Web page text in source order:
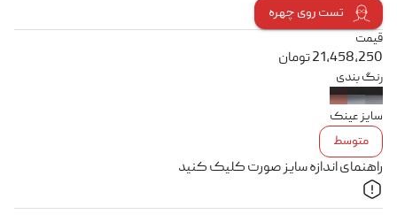
تست روی چهره
قیمت
21,458,250تومان
رنگ بندی
سایز عینک
متوسط
راهنمای اندازه سایز صورت کلیک کنید